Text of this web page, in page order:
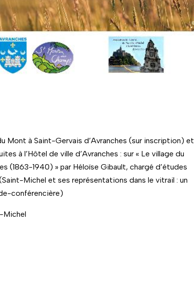
Mont à Saint-Gervais d’Avranches (sur inscription) et
à l’Hôtel de ville d’Avranches : sur « Le village du
(1863-1940) » par Héloïse Gibault, chargé d’études
Michel et ses représentations dans le vitrail : un
conférencière)
Michel